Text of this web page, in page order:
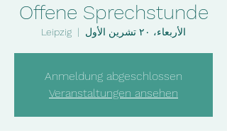
Offene Sprechstunde
الأربعاء، ٢٠ تشرين الأول
  |
Leipzig
Anmeldung abgeschlossen
Veranstaltungen ansehen